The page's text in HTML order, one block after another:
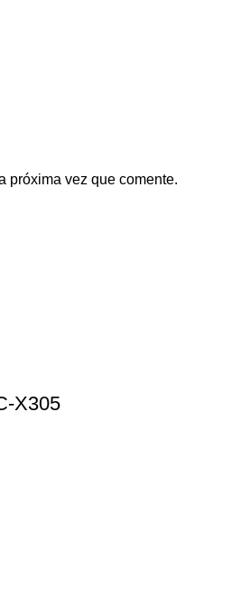
próxima vez que comente.
X305